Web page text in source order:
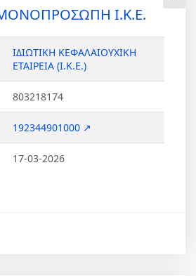
ΜΟΝΟΠΡΟΣΩΠΗ Ι.Κ.Ε.
ΙΔΙΩΤΙΚΗ ΚΕΦΑΛΑΙΟΥΧΙΚΗ
ΕΤΑΙΡΕΙΑ (Ι.Κ.Ε.)
803218174
192344901000 ↗
17-03-2026